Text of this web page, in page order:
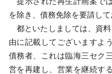
を除き、債務免除を要請して
都といたしましては、資
由に記載してございますよ
債務者、これは臨海三セク
営を再建し、営業を継続す